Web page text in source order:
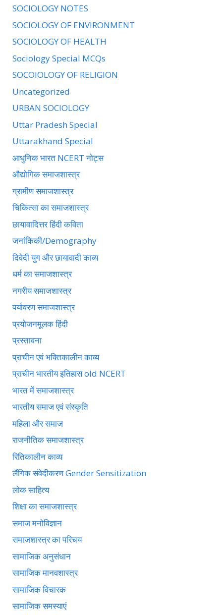
SOCIOLOGY NOTES
SOCIOLOGY OF ENVIRONMENT
SOCIOLOGY OF HEALTH
Sociology Special MCQs
SOCOIOLOGY OF RELIGION
Uncategorized
URBAN SOCIOLOGY
Uttar Pradesh Special
Uttarakhand Special
आधुनिक भारत NCERT नोट्स
औद्योगिक समाजशास्त्र
ग्रामीण समाजशास्त्र
चिकित्सा का समाजशास्त्र
छायावादित्तर हिंदी कविता
जनांकिकी/Demography
दिवेदी युग और छायावादी काव्य
धर्म का समाजशास्त्र
नगरीय समाजशास्त्र
पर्यावरण समाजशास्त्र
प्रयोजनमूलक हिंदी
प्रस्तावना
प्राचीन एवं भक्तिकालीन काव्य
प्राचीन भारतीय इतिहास old NCERT
भारत में समाजशास्त्र
भारतीय समाज एवं संस्कृति
महिला और समाज
राजनीतिक समाजशास्त्र
रितिकालीन काव्य
लैंगिक संवेदीकरण Gender Sensitization
लोक साहित्य
शिक्षा का समाजशास्त्र
समाज मनोविज्ञान
समाजशास्त्र का परिचय
सामाजिक अनुसंधान
सामाजिक मानवशास्त्र
सामाजिक विचारक
सामाजिक समस्याएं